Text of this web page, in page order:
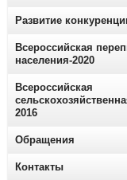
Развитие
Всероссийская
населения-2020
Всероссийская
2016
Обращения
Контакты